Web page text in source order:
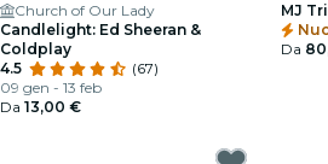
Church of Our Lady
Candlelight: Ed Sheeran &
Coldplay
4.5
(67)
09 gen - 13 feb
Da 13,00 €
MJ
Da